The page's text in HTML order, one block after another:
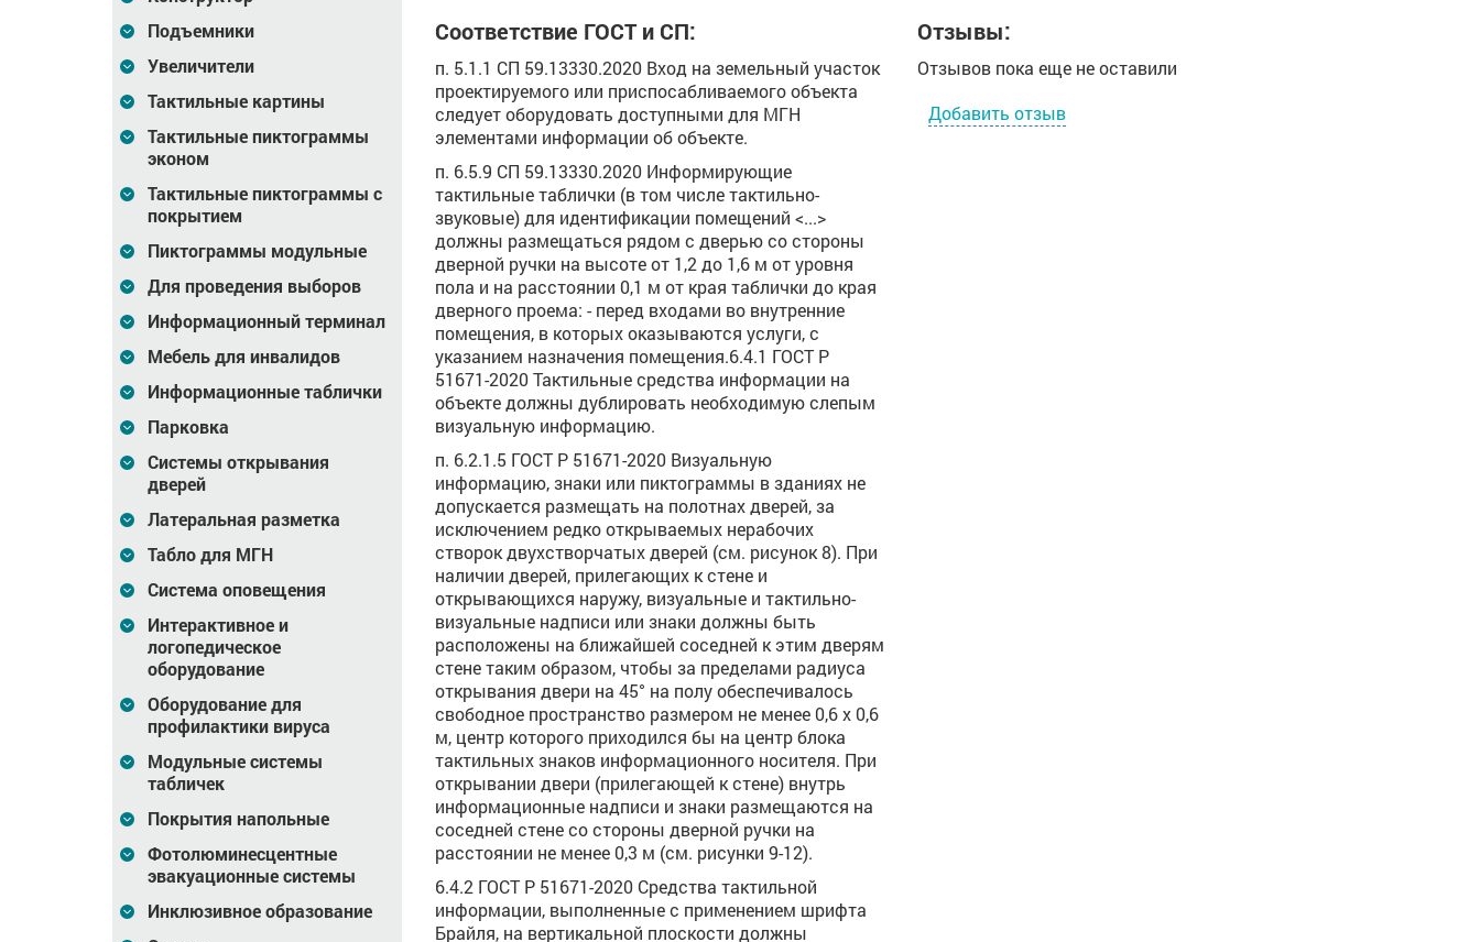
Подъемники
Увеличители
Тактильные картины
Тактильные пиктограммы
эконом
Тактильные пиктограммы с
покрытием
Пиктограммы модульные
Для проведения выборов
Информационный терминал
Мебель для инвалидов
Информационные таблички
Парковка
Системы открывания
дверей
Латеральная разметка
Табло для МГН
Система оповещения
Интерактивное и
логопедическое
оборудование
Оборудование для
профилактики вируса
Модульные системы
табличек
Покрытия напольные
Фотолюминесцентные
эвакуационные системы
Инклюзивное образование
Соответствие ГОСТ и СП:
п. 5.1.1 СП 59.13330.2020 Вход на земельный участок
проектируемого или приспосабливаемого объекта
следует оборудовать доступными для МГН
элементами информации об объекте.
п. 6.5.9 СП 59.13330.2020 Информирующие
тактильные таблички (в том числе тактильно-
звуковые) для идентификации помещений <...>
должны размещаться рядом с дверью со стороны
дверной ручки на высоте от 1,2 до 1,6 м от уровня
пола и на расстоянии 0,1 м от края таблички до края
дверного проема: - перед входами во внутренние
помещения, в которых оказываются услуги, с
указанием назначения помещения.6.4.1 ГОСТ Р
51671-2020 Тактильные средства информации на
объекте должны дублировать необходимую слепым
визуальную информацию.
п. 6.2.1.5 ГОСТ Р 51671-2020 Визуальную
информацию, знаки или пиктограммы в зданиях не
допускается размещать на полотнах дверей, за
исключением редко открываемых нерабочих
створок двухстворчатых дверей (см. рисунок 8). При
наличии дверей, прилегающих к стене и
открывающихся наружу, визуальные и тактильно-
визуальные надписи или знаки должны быть
расположены на ближайшей соседней к этим дверям
стене таким образом, чтобы за пределами радиуса
открывания двери на 45° на полу обеспечивалось
свободное пространство размером не менее 0,6 х 0,6
м, центр которого приходился бы на центр блока
тактильных знаков информационного носителя. При
открывании двери (прилегающей к стене) внутрь
информационные надписи и знаки размещаются на
соседней стене со стороны дверной ручки на
расстоянии не менее 0,3 м (см. рисунки 9-12).
6.4.2 ГОСТ Р 51671-2020 Средства тактильной
информации, выполненные с применением шрифта
Брайля, на вертикальной плоскости должны
Отзывы:
Отзывов пока еще не оставили
Добавить отзыв